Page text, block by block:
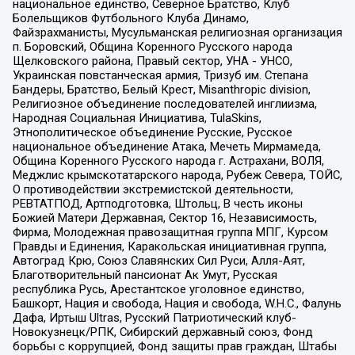
национальное единство, Северное Братство, Клуб
Болельщиков Футбольного Клуба Динамо,
Файзрахманисты, Мусульманская религиозная организация
п. Боровский, Община Коренного Русского народа
Щелковского района, Правый сектор, УНА - УНСО,
Украинская повстанческая армия, Тризуб им. Степана
Бандеры, Братство, Белый Крест, Misanthropic division,
Религиозное объединение последователей инглиизма,
Народная Социальная Инициатива, TulaSkins,
Этнополитическое объединение Русские, Русское
национальное объединение Атака, Мечеть Мирмамеда,
Община Коренного Русского народа г. Астрахани, ВОЛЯ,
Меджлис крымскотатарского народа, Рубеж Севера, ТОЙС,
О противодействии экстремистской деятельности,
РЕВТАТПОД, Артподготовка, Штольц, В честь иконы
Божией Матери Державная, Сектор 16, Независимость,
Фирма, Молодежная правозащитная группа МПГ, Курсом
Правды и Единения, Каракольская инициативная группа,
Автоград Крю, Союз Славянских Сил Руси, Алля-Аят,
Благотворительный пансионат Ак Умут, Русская
республика Русь, Арестантское уголовное единство,
Башкорт, Нация и свобода, Нация и свобода, W.H.С., Фалунь
Дафа, Иртыш Ultras, Русский Патриотический клуб-
Новокузнецк/РПК, Сибирский державный союз, Фонд
борьбы с коррупцией, Фонд защиты прав граждан, Штабы